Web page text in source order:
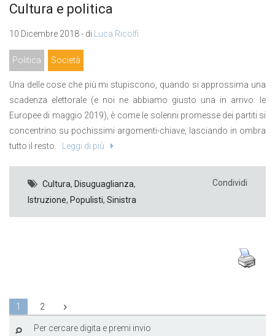
Cultura e politica
10 Dicembre 2018 - di Luca Ricolfi
Politica Società
Una delle cose che più mi stupiscono, quando si approssima una
scadenza elettorale (e noi ne abbiamo giusto una in arrivo: le
Europee di maggio 2019), è come le solenni promesse dei partiti si
concentrino su pochissimi argomenti-chiave, lasciando in ombra
tutto il resto.
Leggi di più
Cultura, Disuguaglianza,
Istruzione, Populisti, Sinistra
Condividi
1 2